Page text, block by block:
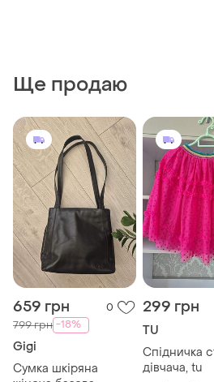
Ще продаю
659 грн 0
799 грн -18%
Gigi
Сумка шкіряна
299 грн
TU
Спідничка
дівчача, tu